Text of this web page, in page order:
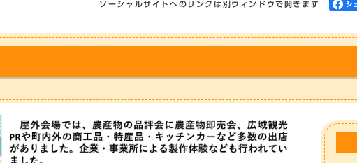
ソーシャルサイトへのリンクは別ウィンドウで開きます